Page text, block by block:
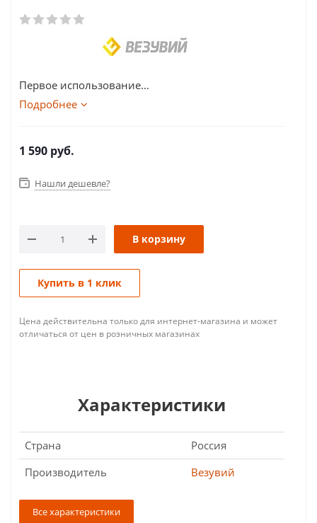
Первое использование...
Подробнее
1 590 руб.
Нашли дешевле?
В корзину
Купить в 1 клик
Цена действительна только для интернет-магазина и может
отличаться от цен в розничных магазинах
Характеристики
Страна
Россия
Производитель
Везувий
Все характеристики